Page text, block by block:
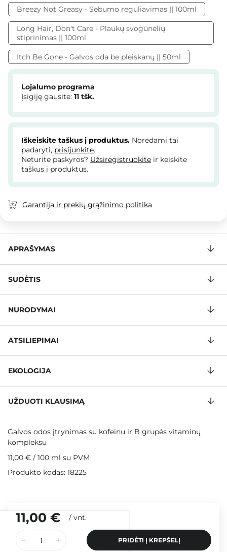
Breezy Not Greasy - Sebumo reguliavimas || 100ml
Long Hair, Don't Care - Plaukų svogūnėlių
stiprinimas || 100ml
Itch Be Gone - Galvos oda be pleiskanų || 50ml
11,00 € / vnt.
PRIDĖTI Į KREPŠELĮ
Lojalumo programa
Įsigiję gausite: 11 tšk.
Iškeiskite taškus į produktus. Norėdami tai
padaryti, prisijunkite.
Neturite paskyros? Užsiregistruokite ir keiskite
taškus į produktus.
Garantija ir prekių grąžinimo politika
APRAŠYMAS
SUDĖTIS
NURODYMAI
ATSILIEPIMAI
EKOLOGIJA
UŽDUOTI KLAUSIMĄ
Galvos odos įtrynimas su kofeinu ir B grupės vitaminų
kompleksu
11,00 € / 100 ml su PVM
Produkto kodas: 18225